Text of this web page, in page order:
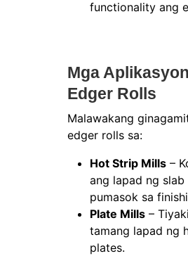
functionality ang
Mga
Edger Rolls
Malawakang
edger rolls sa:
Hot Strip Mills–
ang lapad ng slab
pumasok sa
Plate Mills–
tamang lapad ng
plates.